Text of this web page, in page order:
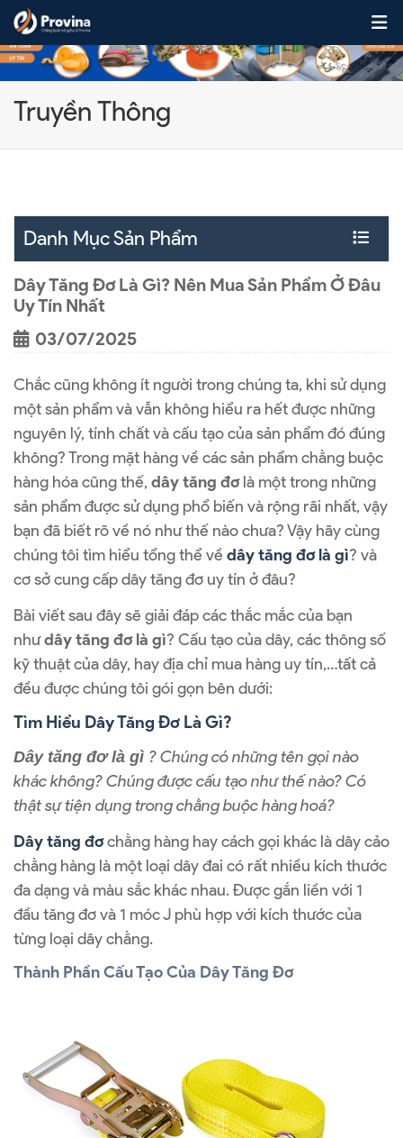
Skip to content
Truyền Thông
Danh Mục Sản Phẩm
Dây Tăng Đơ Là Gì? Nên Mua Sản Phẩm Ở Đâu
Uy Tín Nhất
03/07/2025
Chắc cũng không ít người trong chúng ta, khi sử dụng
một sản phẩm và vẫn không hiểu ra hết được những
nguyên lý, tính chất và cấu tạo của sản phẩm đó đúng
không? Trong mặt hàng về các sản phẩm chằng buộc
hàng hóa cũng thế,dây tăng đơlà một trong những
sản phẩm được sử dụng phổ biến và rộng rãi nhất, vậy
bạn đã biết rõ về nó như thế nào chưa? Vậy hãy cùng
chúng tôi tìm hiểu tổng thể về dây tăng đơ là gì? và
cơ sở cung cấp dây tăng đơ uy tín ở đâu?
Bài viết sau đây sẽ giải đáp các thắc mắc của bạn
nhưdây tăng đơ là gì? Cấu tạo của dây, các thông số
kỹ thuật của dây, hay địa chỉ mua hàng uy tín,…tất cả
đều được chúng tôi gói gọn bên dưới:
Tìm Hiểu Dây Tăng Đơ Là Gì?
Dây tăng đơ là gì ? Chúng có những tên gọi nào
khác không? Chúng được cấu tạo như thế nào? Có
thật sự tiện dụng trong chằng buộc hàng hoá?
Dây tăng đơchằng hàng hay cách gọi khác là dây cảo
chằng hàng là một loại dây đai có rất nhiều kích thước
đa dạng và màu sắc khác nhau. Được gắn liền với 1
đầu tăng đơ và 1 móc J phù hợp với kích thước của
từng loại dây chằng.
Thành Phần Cấu Tạo Của Dây Tăng Đơ